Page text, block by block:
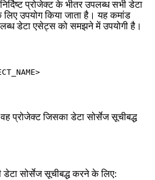
प्रोजेक्ट के भीतर उपलब्ध सभी डेटा
उपयोग किया जाता है। यह कमांड
डेटा एसेट्स को समझने में उपयोगी है।
प्रोजेक्ट जिसका डेटा सोर्सेज सूचीबद्ध
सोर्सेज सूचीबद्ध करने के लिए: